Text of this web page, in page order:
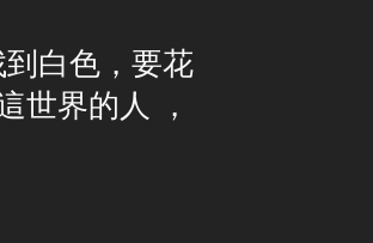
白色，要花
界的人 ，